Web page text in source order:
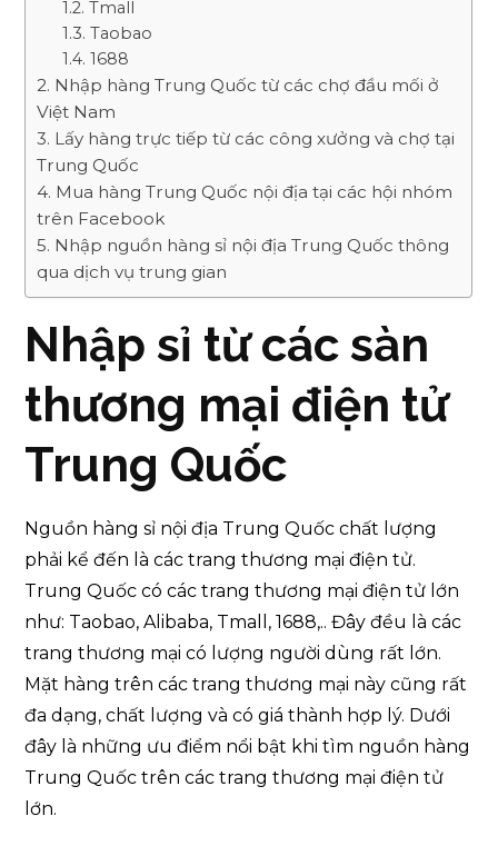
Tmall
Taobao
1688
Nhập hàng Trung Quốc từ các chợ đầu mối ở
Việt Nam
Lấy hàng trực tiếp từ các công xưởng và chợ tại
Trung Quốc
Mua hàng Trung Quốc nội địa tại các hội nhóm
trên Facebook
Nhập nguồn hàng sỉ nội địa Trung Quốc thông
qua dịch vụ trung gian
Nhập sỉ từ các sàn
thương mại điện tử
Trung Quốc
Nguồn hàng sỉ nội địa Trung Quốc chất lượng
phải kể đến là các trang thương mại điện tử.
Trung Quốc có các trang thương mại điện tử lớn
như: Taobao, Alibaba, Tmall, 1688,.. Đây đều là các
trang thương mại có lượng người dùng rất lớn.
Mặt hàng trên các trang thương mại này cũng rất
đa dạng, chất lượng và có giá thành hợp lý. Dưới
đây là những ưu điểm nổi bật khi tìm nguồn hàng
Trung Quốc trên các trang thương mại điện tử
lớn.